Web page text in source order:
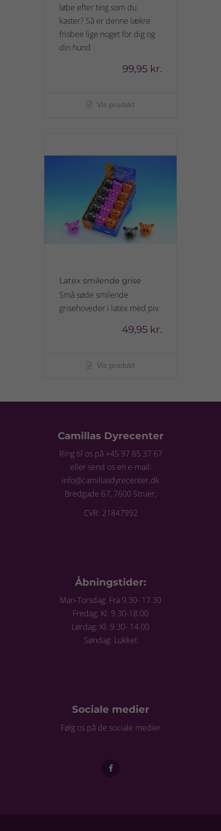
løbe efter ting som du
kaster? Så er denne lækre
frisbee lige noget for dig og
din hund
99,95 kr.
Vis produkt
Latex smilende grise
Små søde smilende
grisehoveder i latex med piv.
49,95 kr.
Vis produkt
Camillas Dyrecenter
Ring til os på +45 97 85 37 67
eller send os en e-mail:
info@camillasdyrecenter.dk
Bredgade 67, 7600 Struer,
CVR: 21847992
Åbningstider:
Man-Torsdag: Fra 9.30- 17.30
Fredag: Kl. 9.30-18.00
Lørdag: Kl. 9.30- 14.00
Søndag: Lukket
Sociale medier
Følg os på de sociale medier